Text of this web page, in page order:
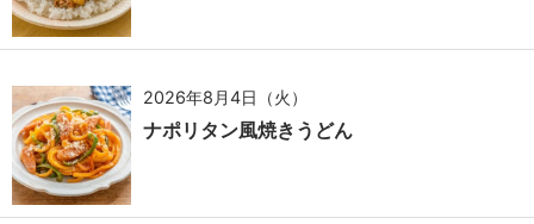
2026年8月4日（火）
ナポリタン風焼きうどん